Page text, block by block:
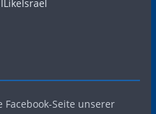
Seite unserer